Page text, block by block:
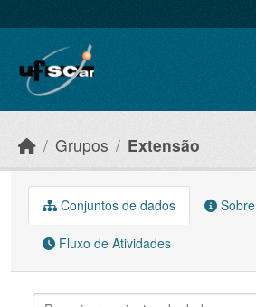
Grupos Extensão
Conjuntos de dados Sobre
Fluxo de Atividades